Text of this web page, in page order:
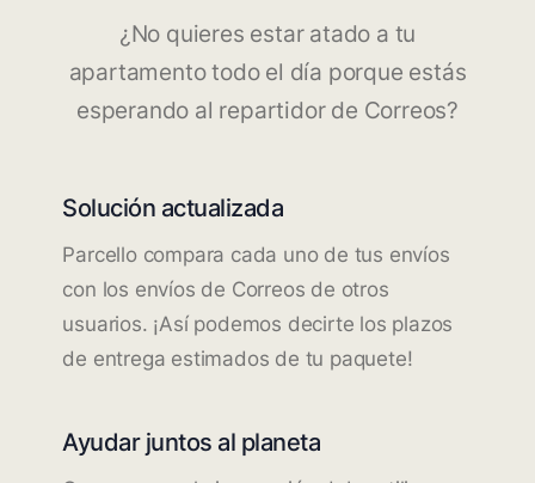
¿No quieres estar atado a tu
apartamento todo el día porque estás
esperando al repartidor de Correos?
Solución actualizada
Parcello compara cada uno de tus envíos
con los envíos de Correos de otros
usuarios. ¡Así podemos decirte los plazos
de entrega estimados de tu paquete!
Ayudar juntos al planeta